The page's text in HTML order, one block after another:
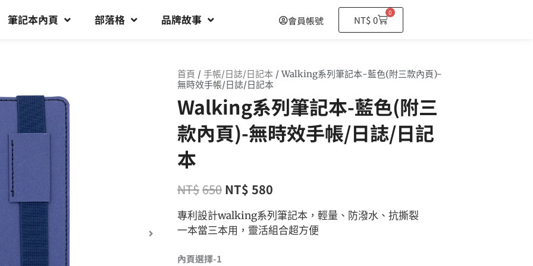
筆記本內頁 部落格 品牌故事 會員帳號 NT$0
0
購
物
首頁 / 手帳/日誌/日記本 / Walking系列筆記本-藍色(附三款內頁)-
無時效手帳/日誌/日記本
Walking系列筆記本-藍色(附三
款內頁)-無時效手帳/日誌/日記
本
NT$650 NT$ 580
專利設計walking系列筆記本，輕量、防潑水、抗撕裂
一本當三本用，靈活組合超方便
內頁選擇-1